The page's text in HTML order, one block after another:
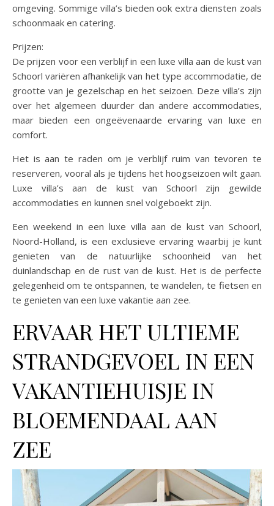
omgeving. Sommige villa’s bieden ook extra diensten zoals
schoonmaak en catering.
Prijzen:
De prijzen voor een verblijf in een luxe villa aan de kust van
Schoorl variëren afhankelijk van het type accommodatie, de
grootte van je gezelschap en het seizoen. Deze villa’s zijn
over het algemeen duurder dan andere accommodaties,
maar bieden een ongeëvenaarde ervaring van luxe en
comfort.
Het is aan te raden om je verblijf ruim van tevoren te
reserveren, vooral als je tijdens het hoogseizoen wilt gaan.
Luxe villa’s aan de kust van Schoorl zijn gewilde
accommodaties en kunnen snel volgeboekt zijn.
Een weekend in een luxe villa aan de kust van Schoorl,
Noord-Holland, is een exclusieve ervaring waarbij je kunt
genieten van de natuurlijke schoonheid van het
duinlandschap en de rust van de kust. Het is de perfecte
gelegenheid om te ontspannen, te wandelen, te fietsen en
te genieten van een luxe vakantie aan zee.
ERVAAR HET ULTIEME
STRANDGEVOEL IN EEN
VAKANTIEHUISJE IN
BLOEMENDAAL AAN
ZEE